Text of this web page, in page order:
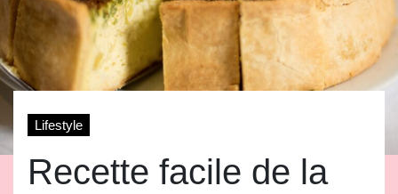
Lifestyle
Recette facile de la